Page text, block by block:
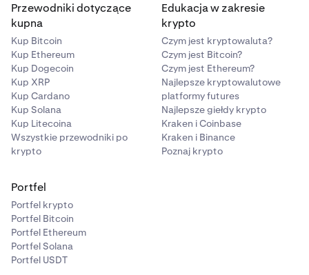
❌
❌
Bitcoin
❌
❌
Avalanche
❌
❌
Przewodniki dotyczące
kupna
Kup Bitcoin
Kup Ethereum
Kup Dogecoin
Kup XRP
Kup Cardano
Kup Solana
Kup Litecoina
Wszystkie przewodniki po
krypto
Edukacja w zakresie
krypto
Czym jest kryptowaluta?
Czym jest Bitcoin?
Czym jest Ethereum?
Najlepsze kryptowalutowe
platformy futures
Najlepsze giełdy krypto
Kraken i Coinbase
Kraken i Binance
Poznaj krypto
Portfel
Portfel krypto
Portfel Bitcoin
Portfel Ethereum
Portfel Solana
Portfel USDT